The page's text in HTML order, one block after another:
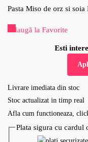
Pasta Miso de orz si
Adaugă la Favorite
Esti
Livrare imediata din stoc
Stoc actualizat in timp real
Afla cum functioneaza,
Plata sigura cu cardul